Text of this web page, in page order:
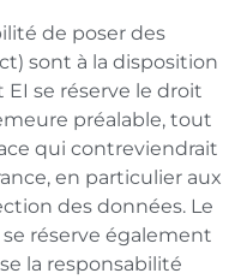
de poser des
sont à la disposition
se réserve le droit
préalable, tout
qui contreviendrait
en particulier aux
des données. Le
réserve également
la responsabilité